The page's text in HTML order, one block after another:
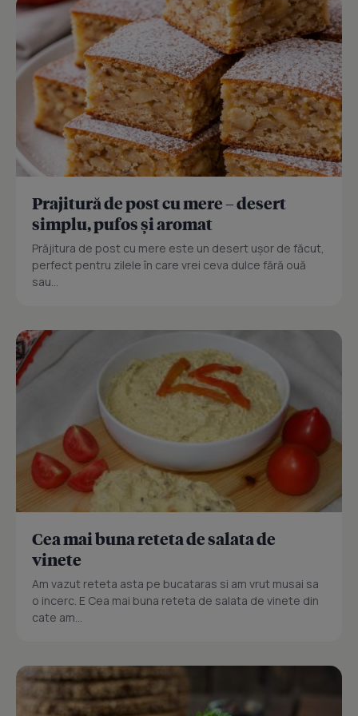
Prajitură de post cu mere – desert
simplu, pufos și aromat
Prăjitura de post cu mere este un desert ușor de făcut,
perfect pentru zilele în care vrei ceva dulce fără ouă
sau...
Cea mai buna reteta de salata de
vinete
Am vazut reteta asta pe bucataras si am vrut musai sa
o incerc. E Cea mai buna reteta de salata de vinete din
cate am...